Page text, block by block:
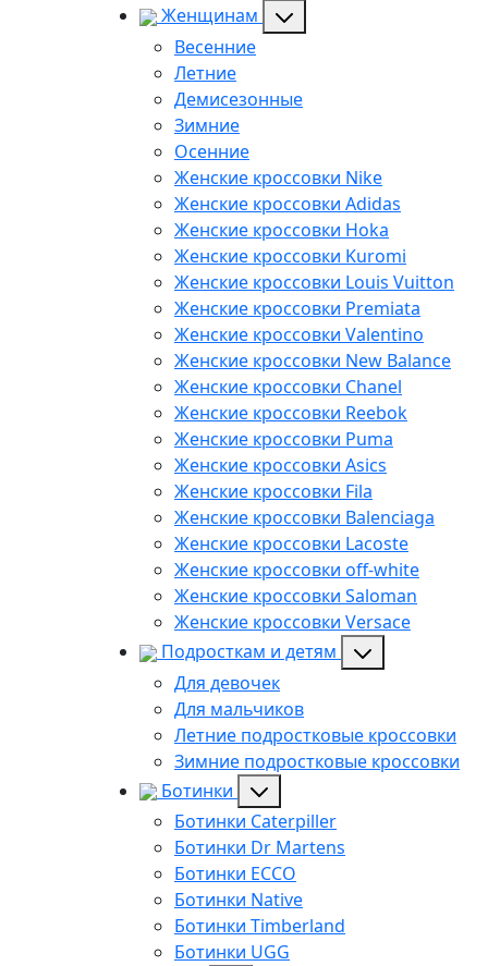
Женщинам
Весенние
Летние
Демисезонные
Зимние
Осенние
Женские кроссовки Nike
Женские кроссовки Adidas
Женские кроссовки Hoka
Женские кроссовки Kuromi
Женские кроссовки Louis Vuitton
Женские кроссовки Premiata
Женские кроссовки Valentino
Женские кроссовки New Balance
Женские кроссовки Chanel
Женские кроссовки Reebok
Женские кроссовки Puma
Женские кроссовки Asics
Женские кроссовки Fila
Женские кроссовки Balenciaga
Женские кроссовки Lacoste
Женские кроссовки off-white
Женские кроссовки Saloman
Женские кроссовки Versace
Подросткам и детям
Для девочек
Для мальчиков
Летние подростковые кроссовки
Зимние подростковые кроссовки
Ботинки
Ботинки Caterpiller
Ботинки Dr Martens
Ботинки ECCO
Ботинки Native
Ботинки Timberland
Ботинки UGG